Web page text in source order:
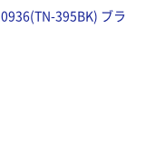
395BK) ブラ